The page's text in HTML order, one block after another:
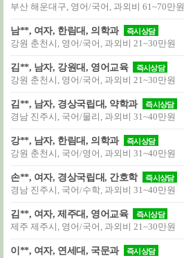
부산 해운대구, 영어/국어, 과외비 61~70만원
남**, 여자, 한림대, 의학과 즉시상담
강원 춘천시, 영어/국어, 과외비 21~30만원
김**, 남자, 강원대, 영어교육 즉시상담
강원 춘천시, 영어/국어, 과외비 21~30만원
김**, 남자, 경상국립대, 약학과 즉시상담
경남 진주시, 국어/물리, 과외비 31~40만원
강**, 남자, 한림대, 의학과 즉시상담
강원 춘천시, 국어/영어, 과외비 31~40만원
손**, 여자, 경상국립대, 간호학 즉시상담
경남 진주시, 국어/수학, 과외비 31~40만원
김**, 여자, 제주대, 영어교육 즉시상담
제주 제주시, 영어/국어, 과외비 21~30만원
이**, 여자, 연세대, 국문과 즉시상담